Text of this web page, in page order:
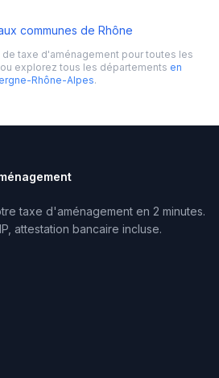
communes de Rhône
taxe d'aménagement pour toutes les
ou explorez tous les départements en
Rhône-Alpes.
taxe d'aménagement en 2 minutes.
attestation bancaire incluse.